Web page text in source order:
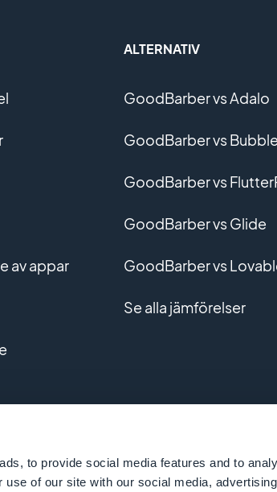
to provide social media features and to
of our site with our social media,
av appar
ALTERNATIV
GoodBarber vs Adalo
GoodBarber vs Bubble
GoodBarber vs
GoodBarber vs Glide
GoodBarber vs
Se alla jämförelser